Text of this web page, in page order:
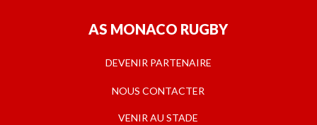
AS MONACO RUGBY
DEVENIR PARTENAIRE
NOUS CONTACTER
VENIR AU STADE